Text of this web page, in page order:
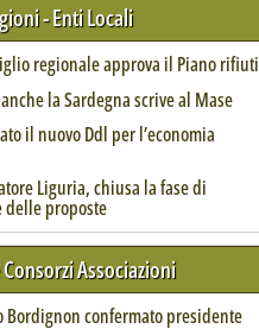
Colle Verde ad Albano'
- Enti Locali
regionale approva il Piano rifiuti
la Sardegna scrive al Mase
il nuovo Ddl per l’economia
Liguria, chiusa la fase di
delle proposte
Associazioni
Bordignon confermato presidente